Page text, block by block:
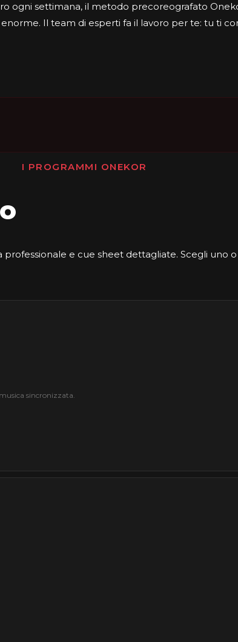
ogni settimana, il metodo precoreografato
Il team di esperti fa il lavoro per te: tu ti
I PROGRAMMI ONEKOR
e cue sheet dettagliate. Scegli uno
sincronizzata.